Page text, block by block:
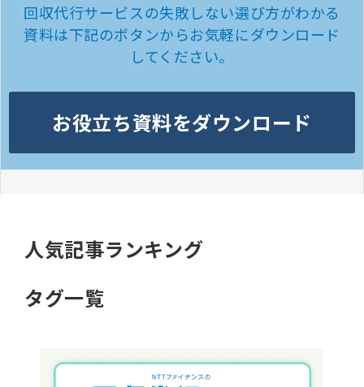
回収代行サービスの失敗しない選び方がわかる
資料は下記のボタンからお気軽にダウンロード
してください。
お役立ち資料をダウンロード
人気記事ランキング
タグ一覧